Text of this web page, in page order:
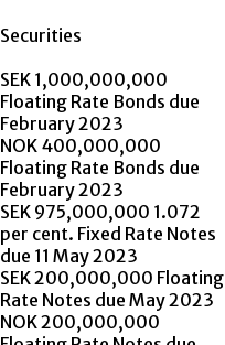
Securities
SEK 1,000,000,000
Floating Rate Bonds due
February 2023
NOK 400,000,000
Floating Rate Bonds due
February 2023
SEK 975,000,000 1.072
per cent. Fixed Rate Notes
due 11 May 2023
SEK 200,000,000 Floating
Rate Notes due May 2023
NOK 200,000,000